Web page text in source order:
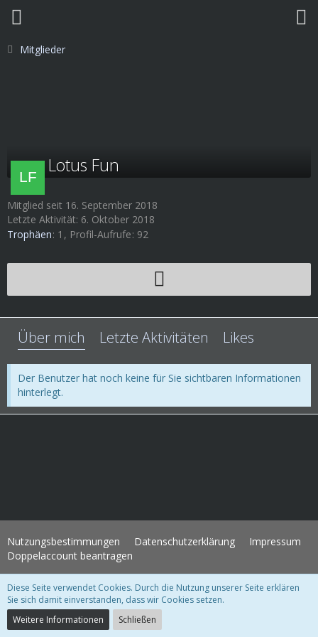
Mitglieder
Lotus Fun
Mitglied seit 16. September 2018
Letzte Aktivität: 6. Oktober 2018
Trophäen 1 Profil-Aufrufe 92
Über mich Letzte Aktivitäten Likes
Der Benutzer hat noch keine für Sie sichtbaren Informationen
hinterlegt.
Nutzungsbestimmungen Datenschutzerklärung
Impressum
Doppelaccount beantragen
WoltLab Suite Forum - Themenvorlage 3.1.2 © 2004-2018
Community-Software:
Diese Seite verwendet Cookies. Durch die Nutzung unserer Seite erklären
Sie sich damit einverstanden, dass wir Cookies setzen.
Weitere Informationen
Schließen